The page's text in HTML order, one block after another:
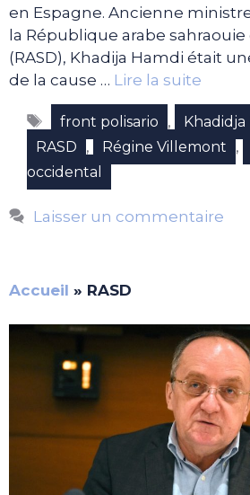
en Espagne. Ancienne
la République arabe
(RASD), Khadija Hamdi était
de la cause … Lire la suite
Étiquettes
front polisario , Khadidja
RASD , Régine Villemont ,
occidental
Laisser un commentaire
Accueil » RASD